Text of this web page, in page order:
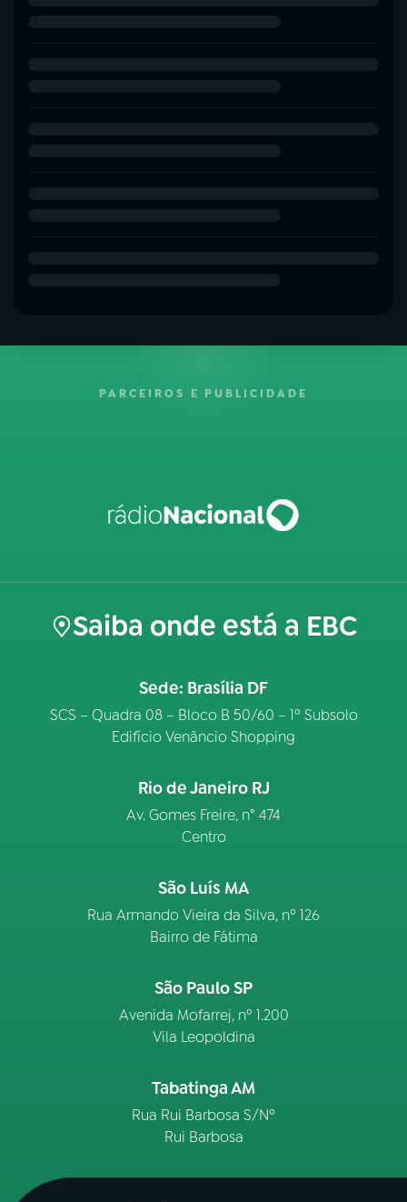
PARCEIROS E PUBLICIDADE
Saiba onde está a EBC
Sede: Brasília DF
SCS – Quadra 08 – Bloco B 50/60 – 1º Subsolo
Edifício Venâncio Shopping
Rio de Janeiro RJ
Av. Gomes Freire, n° 474
Centro
São Luís MA
Rua Armando Vieira da Silva, nº 126
Bairro de Fátima
São Paulo SP
Avenida Mofarrej, nº 1.200
Vila Leopoldina
Tabatinga AM
Rua Rui Barbosa S/Nº
Rui Barbosa